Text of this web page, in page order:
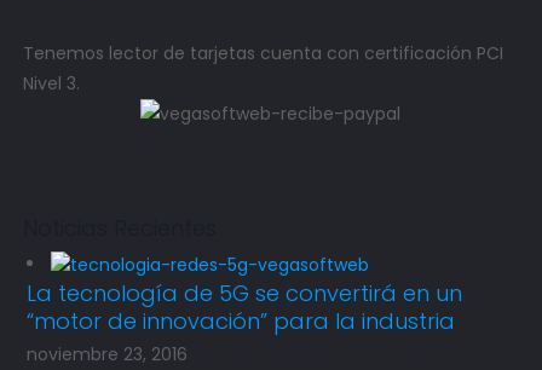
Tenemos lector de tarjetas cuenta con certificación PCI
Nivel 3.
La tecnología de 5G se convertirá en un
“motor de innovación” para la industria
noviembre 23, 2016